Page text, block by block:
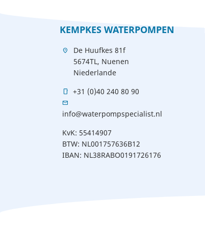
KEMPKES WATERPOMPEN
location_on
De Huufkes 81f
5674TL, Nuenen
Niederlande
mobile +31 (0)40 240 80 90
mail
info@waterpompspecialist.nl
KvK: 55414907
BTW: NL001757636B12
IBAN: NL38RABO0191726176